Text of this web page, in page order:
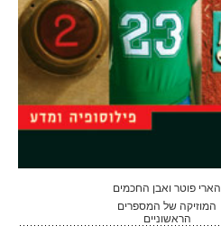
הארי פוטר ואבן החכמים
המוזיקה של המספרים
הראשוניים